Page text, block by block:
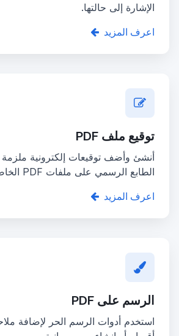
الإشارة إلى حالتها.
اعرف المزيد
توقيع ملف PDF
أنشئ وأضف توقيعات إلكترونية ملزمة
الطابع الرسمي على ملفات PDF الخاصة بك.
اعرف المزيد
الرسم على PDF
استخدم أدوات الرسم الحر لإضافة